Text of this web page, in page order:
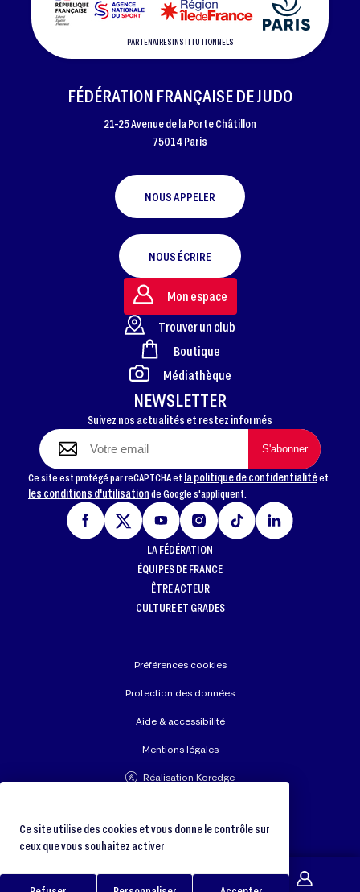
PARTENAIRES INSTITUTIONNELS
FOOTER
FÉDÉRATION FRANÇAISE DE JUDO
21-25 Avenue de la Porte Châtillon
75014 Paris
NOUS APPELER
NOUS ÉCRIRE
NEWSLETTER
Suivez nos actualités et restez informés
Ce site est protégé par reCAPTCHA et la politique de confidentialitéet
les conditions d'utilisationde Google s'appliquent.
Mon espace
Trouver un club
Boutique
Médiathèque
LA FÉDÉRATION
ÉQUIPES DE FRANCE
ÊTRE ACTEUR
CULTURE ET GRADES
Préférences cookies
Protection des données
Aide & accessibilité
Mentions légales
Réalisation Koredge
Ce site utilise des cookies et vous donne le contrôle sur
ceux que vous souhaitez activer